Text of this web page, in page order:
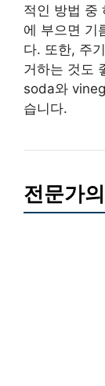
적인 방법 중
에 부으면 기
다. 또한, 주
거하는 것도
soda와
습니다.
전문가